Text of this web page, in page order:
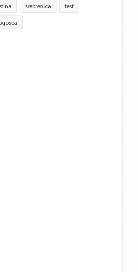
srebrenica test